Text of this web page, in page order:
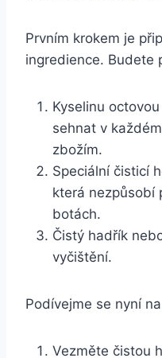
Prvním krokem je
ingredience.⁣ Budete‌
Kyselinu
sehnat‍ v⁣
zbožím.
Speciální čisticí
která nezpůsobí
botách.
Čistý hadřík
vyčištění.
Podívejme se nyní
Vezměte⁣ čistou​